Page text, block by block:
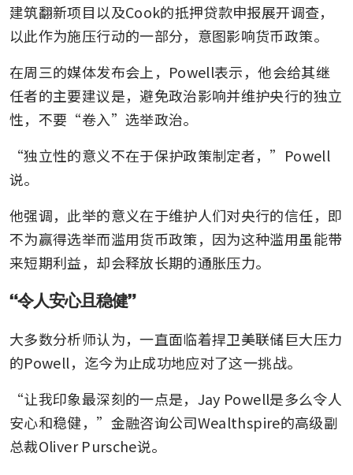
建筑翻新项目以及Cook的抵押贷款申报展开调查，
以此作为施压行动的一部分，意图影响货币政策。
在周三的媒体发布会上，Powell表示，他会给其继
任者的主要建议是，避免政治影响并维护央行的独立
性，不要“卷入”选举政治。
“独立性的意义不在于保护政策制定者，”Powell
说。
他强调，此举的意义在于维护人们对央行的信任，即
不为赢得选举而滥用货币政策，因为这种滥用虽能带
来短期利益，却会释放长期的通胀压力。
“令人安心且稳健”
大多数分析师认为，一直面临着捍卫美联储巨大压力
的Powell，迄今为止成功地应对了这一挑战。
“让我印象最深刻的一点是，Jay Powell是多么令人
安心和稳健，”金融咨询公司Wealthspire的高级副
总裁Oliver Pursche说。